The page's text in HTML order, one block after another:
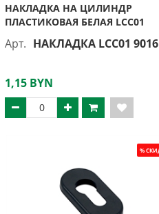
НАКЛАДКА НА ЦИЛИНДР
ПЛАСТИКОВАЯ БЕЛАЯ LCC01
Арт. НАКЛАДКА LCC01 9016
1,15 BYN